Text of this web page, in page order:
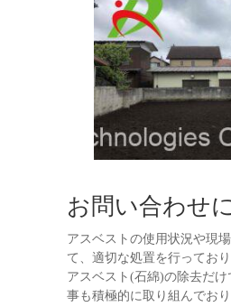
お問い合わせ
アスベストの使用状況や現
て、適切な処置を行っており
アスベスト(石綿)の除去だ
事も積極的に取り組んでおり